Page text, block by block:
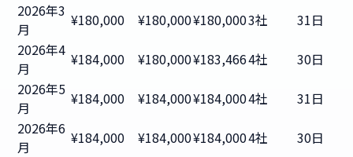
2026年3
月
¥180,000 ¥180,000¥180,0003社
31日
2026年4
月
¥184,000 ¥180,000¥183,4664社
30日
2026年5
月
¥184,000 ¥184,000¥184,0004社
31日
2026年6
月
¥184,000 ¥184,000¥184,0004社
30日